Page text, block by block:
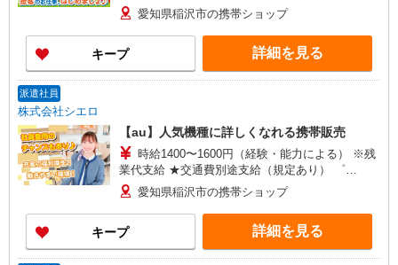
+゜・。○。・゜+゜・。○。・゜+゜ 入社祝い金10
万円支給(規定有) お友達を紹介頂くと, インセンテ
ィブ支給(規定有) ★月2回払い・週払い可能（規程
有）★ ゜・。○。・゜+゜・。○。・゜+゜
愛知県稲沢市の携帯ショップ
キープ 詳細を見る
派遣社員
株式会社シエロ
【au】人気機種に詳しくなれる携帯販売
時給1400〜1600円（経験・能力による） ※残
業代支給 ★交通費別途支給（規定あり） ゜
+゜・。○。・゜+゜・。○。・゜+゜ 入社祝い金10
万円支給(規定有) お友達を紹介頂くと, インセンテ
ィブ支給(規定有) ★月2回払い・週払い可能（規程
有）★ ゜・。○。・゜+゜・。○。・゜+゜
愛知県稲沢市の携帯ショップ
キープ 詳細を見る